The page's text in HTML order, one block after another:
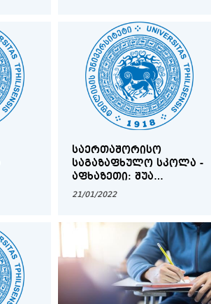
ᲡᲐᲔᲠᲗᲐᲨᲝᲠᲘᲡᲝ
ᲡᲐᲒᲐᲖᲐᲤᲮᲣᲚᲝ ᲡᲙᲝᲚᲐ -
ᲐᲤᲮᲐᲖᲔᲗᲘ: ᲨᲣᲐ
ᲡᲐᲣᲙᲣᲜᲔᲔᲑᲘᲓᲐᲜ
ᲐᲡᲞᲔᲥᲢᲔᲑᲘ)
21/01/2022